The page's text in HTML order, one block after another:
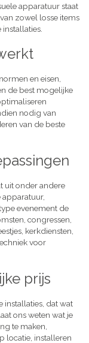
apparatuur staat
zowel losse items
en eisen,
de best mogelijke
nodig van
van de beste
uit onder andere
evenement de
congressen,
kerkdiensten,
voor
prijs
installaties, dat wat
ons weten wat je
te maken,
locatie, installeren